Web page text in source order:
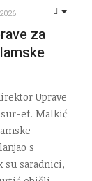
za
Uprave
ef. Malkić
s
su saradnici,